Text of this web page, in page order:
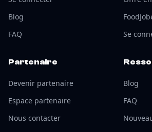
Blog
FAQ
Se
Partenaire
Devenir partenaire
Espace partenaire
Nous contacter
Blog
FAQ